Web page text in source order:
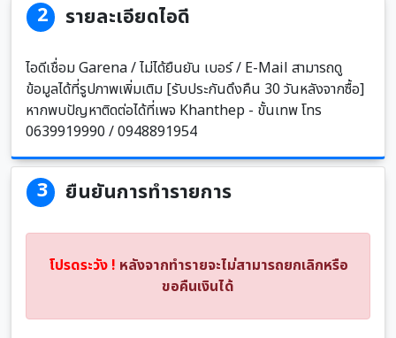
2 รายละเอียดไอดี
ไอดีเชื่อม Garena / ไม่ได้ยืนยัน เบอร์ / E-Mail สามารถดู
ข้อมูลได้ที่รูปภาพเพิ่มเติม [รับประกันดึงคืน 30 วันหลังจากซื้อ]
หากพบปัญหาติดต่อได้ที่เพจ Khanthep - ขั้นเทพ โทร
0639919990 / 0948891954
3 ยืนยันการทำรายการ
โปรดระวัง ! หลังจากทำรายจะไม่สามารถยกเลิกหรือ
ขอคืนเงินได้